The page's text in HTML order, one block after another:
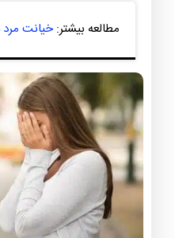
مطالعه بیشتر:خیانت مرد